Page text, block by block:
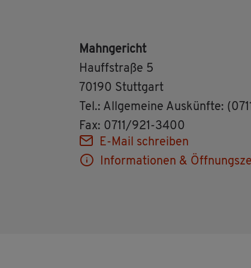
Mahn­ge­richt
Hauff­stra­ße 5
70190 Stutt­gart
Tel.: All­ge­mei­ne Aus­künf­te:
Fax: 0711/921-3400
E-Mail schrei­ben
In­for­ma­tio­nen &